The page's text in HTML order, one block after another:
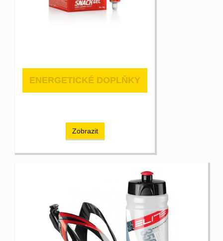
ENERGETICKÉ DOPLŇKY
Zobrazit